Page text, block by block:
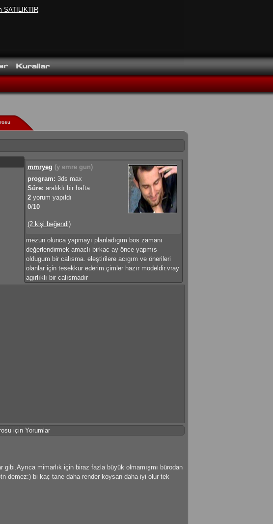
SATILIKTIR
mmryeg (y emre gun)
program: 3ds max
Süre: aralıklı bir hafta
2 yorum yapıldı
0/10
(2 kişi beğendi)
mezun olunca yapmayı planladıgım bos zamanı
değerlendirmek amaclı birkac ay önce yapmıs
oldugum bir calısma. eleştirilere acıgım ve önerileri
olanlar için tesekkur ederim.çimler hazır modeldir.vray
agırlıklı bir calısmadır
için Yorumlar
gibi.Ayrıca mimarlık için biraz fazla büyük olmamışmı bürodan
demez:) bi kaç tane daha render koysan daha iyi olur tek